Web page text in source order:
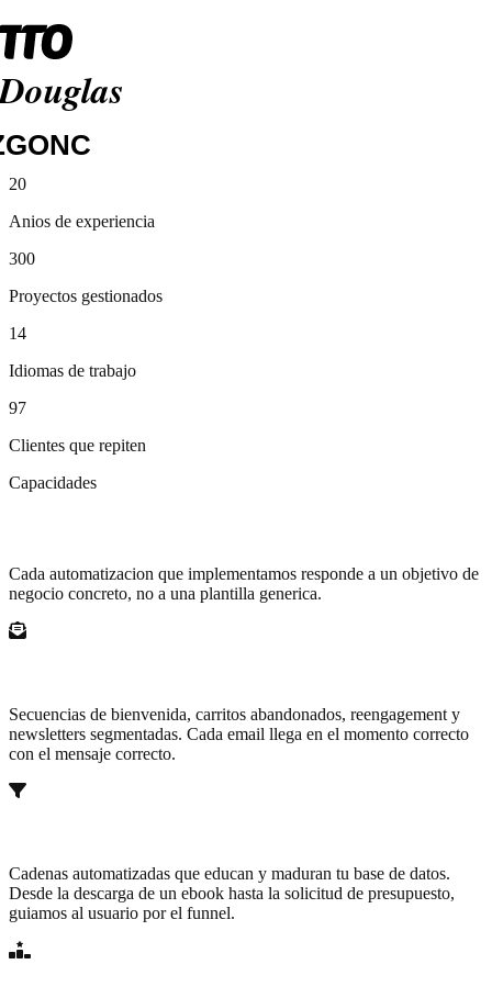
Media Markt
Lidl
Otto
ZGONC
20
Anios de experiencia
300
Proyectos gestionados
14
Idiomas de trabajo
97
Clientes que repiten
Capacidades
Cada automatizacion que implementamos responde a un objetivo de
negocio concreto, no a una plantilla generica.
Secuencias de bienvenida, carritos abandonados, reengagement y
newsletters segmentadas. Cada email llega en el momento correcto
con el mensaje correcto.
Cadenas automatizadas que educan y maduran tu base de datos.
Desde la descarga de un ebook hasta la solicitud de presupuesto,
guiamos al usuario por el funnel.